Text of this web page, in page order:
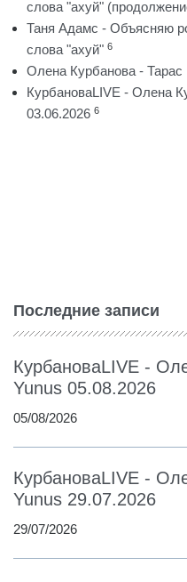
слова "ахуй"
Таня Адамс - Объясняю
слова "ахуй" 6
Олена Курбанова - Тарас
КурбановаLIVE - Олена
03.06.2026 6
Последние записи
КурбановаLIVE -
Yunus 05.08.2026
05/08/2026
КурбановаLIVE -
Yunus 29.07.2026
29/07/2026